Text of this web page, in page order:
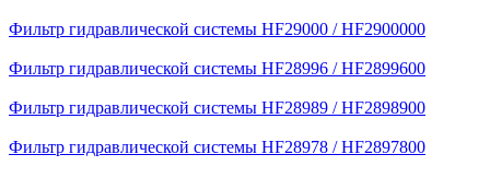
Фильтр гидравлической системы HF29000 / HF2900000
Фильтр гидравлической системы HF28996 / HF2899600
Фильтр гидравлической системы HF28989 / HF2898900
Фильтр гидравлической системы HF28978 / HF2897800